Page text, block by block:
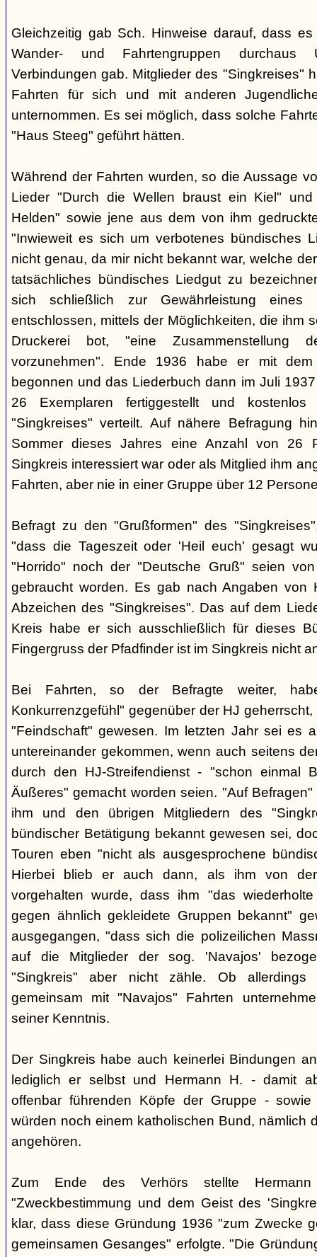
Gleichzeitig gab Sch. Hinweise darauf, dass
Wander- und Fahrtengruppen durchaus
Verbindungen gab. Mitglieder des "Singkreises"
Fahrten für sich und mit anderen
unternommen. Es sei möglich, dass solche
"Haus Steeg" geführt hätten.
Während der Fahrten wurden, so die Aussage
Lieder "Durch die Wellen braust ein Kiel"
Helden" sowie jene aus dem von ihm
"Inwieweit es sich um verbotenes bündisches
nicht genau, da mir nicht bekannt war, welche
tatsächliches bündisches Liedgut zu
sich schließlich zur Gewährleistung eines
entschlossen, mittels der Möglichkeiten, die ihm
Druckerei bot, "eine Zusammenstellung
vorzunehmen". Ende 1936 habe er mit
begonnen und das Liederbuch dann im Juli
26 Exemplaren fertiggestellt und
"Singkreises" verteilt. Auf nähere Befragung
Sommer dieses Jahres eine Anzahl von 26
Singkreis interessiert war oder als Mitglied ihm
Fahrten, aber nie in einer Gruppe über 12
Befragt zu den "Grußformen" des
"dass die Tageszeit oder 'Heil euch' gesagt
"Horrido" noch der "Deutsche Gruß" seien
gebraucht worden. Es gab nach Angaben von
Abzeichen des "Singkreises". Das auf dem
Kreis habe er sich ausschließlich für dieses
Fingergruss der Pfadfinder ist im Singkreis nicht
Bei Fahrten, so der Befragte weiter,
Konkurrenzgefühl" gegenüber der HJ
"Feindschaft" gewesen. Im letzten Jahr sei es
untereinander gekommen, wenn auch seitens
durch den HJ-Streifendienst - "schon einmal
Äußeres" gemacht worden seien. "Auf
ihm und den übrigen Mitgliedern des
bündischer Betätigung bekannt gewesen sei,
Touren eben "nicht als ausgesprochene
Hierbei blieb er auch dann, als ihm von
vorgehalten wurde, dass ihm "das
gegen ähnlich gekleidete Gruppen bekannt"
ausgegangen, "dass sich die polizeilichen
auf die Mitglieder der sog. 'Navajos'
"Singkreis" aber nicht zähle. Ob allerdings
gemeinsam mit "Navajos" Fahrten
seiner Kenntnis.
Der Singkreis habe auch keinerlei Bindungen
lediglich er selbst und Hermann H. - damit
offenbar führenden Köpfe der Gruppe -
würden noch einem katholischen Bund, nämlich
angehören.
Zum Ende des Verhörs stellte
"Zweckbestimmung und dem Geist des
klar, dass diese Gründung 1936 "zum Zwecke
gemeinsamen Gesanges" erfolgte. "Die